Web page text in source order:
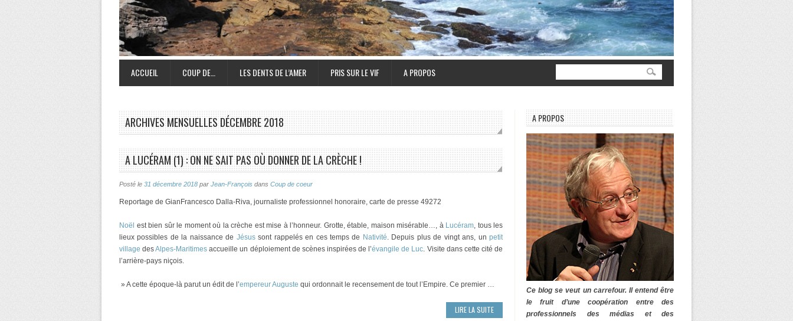
ACCUEIL COUP DE… LES DENTS DE L’AMER PRIS SUR LE VIF A PROPOS
ARCHIVES MENSUELLESDÉCEMBRE 2018
A LUCÉRAM (1) : ON NE SAIT PAS OÙ DONNER DE LA CRÈCHE !
Posté le 31 décembre 2018 par Jean-François dans Coup de coeur
Reportage de GianFrancesco Dalla-Riva, journaliste professionnel honoraire, carte de presse 49272
Noël est bien sûr le moment où la crèche est mise à l’honneur. Grotte, étable, maison misérable…, à Lucéram, tous les
lieux possibles de la naissance de Jésussont rappelés en ces temps de Nativité. Depuis plus de vingt ans, unpetit
village desAlpes-Maritimes accueille un déploiement de scènes inspirées de l’évangile de Luc. Visite dans cette cité de
l’arrière-pays niçois.
» A cette époque-là parut un édit de l’empereur Auguste qui ordonnait le recensement de tout l’Empire. Ce premier …
LIRE LA SUITE
A PROPOS
Ce blog se veut un carrefour. Il entend être
le fruit d’une coopération entre des
professionnels des médias et des